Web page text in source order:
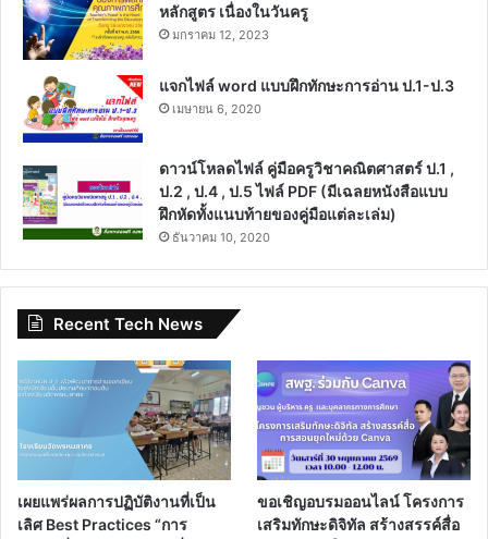
หลักสูตร เนื่องในวันครู
มกราคม 12, 2023
แจกไฟล์ word แบบฝึกทักษะการอ่าน ป.1-ป.3
เมษายน 6, 2020
ดาวน์โหลดไฟล์ คู่มือครูวิชาคณิตศาสตร์ ป.1 ,
ป.2 , ป.4 , ป.5 ไฟล์ PDF (มีเฉลยหนังสือแบบ
ฝึกหัดทั้งแนบท้ายของคู่มือแต่ละเล่ม)
ธันวาคม 10, 2020
Recent Tech News
เผยแพร่ผลการปฏิบัติงานที่เป็น
เลิศ Best Practices “การ
ขอเชิญอบรมออนไลน์ โครงการ
เสริมทักษะดิจิทัล สร้างสรรค์สื่อ